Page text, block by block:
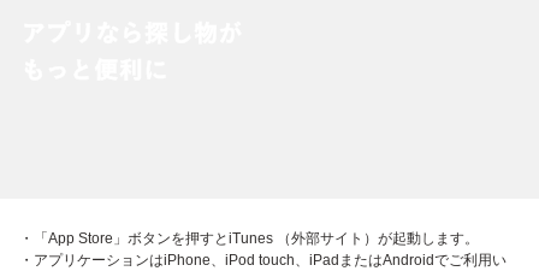
・「App Store」ボタンを押すとiTunes （外部サイト）が起動します。
・アプリケーションはiPhone、iPod touch、iPadまたはAndroidでご利用い